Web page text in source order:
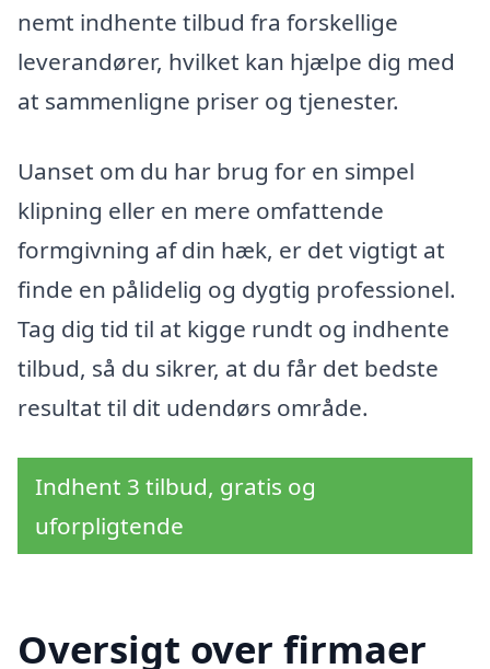
nemt indhente tilbud fra forskellige
leverandører, hvilket kan hjælpe dig med
at sammenligne priser og tjenester.
Uanset om du har brug for en simpel
klipning eller en mere omfattende
formgivning af din hæk, er det vigtigt at
finde en pålidelig og dygtig professionel.
Tag dig tid til at kigge rundt og indhente
tilbud, så du sikrer, at du får det bedste
resultat til dit udendørs område.
Indhent 3 tilbud, gratis og
uforpligtende
Oversigt over firmaer